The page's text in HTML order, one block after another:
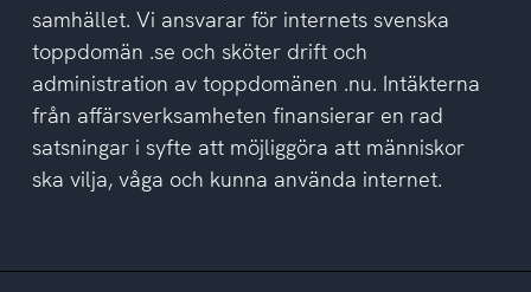
samhället. Vi ansvarar för internets svenska
toppdomän .se och sköter drift och
administration av toppdomänen .nu. Intäkterna
från affärsverksamheten finansierar en rad
satsningar i syfte att möjliggöra att människor
ska vilja, våga och kunna använda internet.